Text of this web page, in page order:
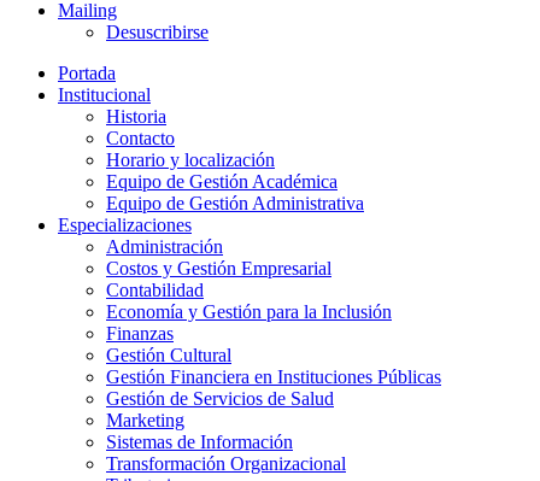
Mailing
Desuscribirse
Portada
Institucional
Historia
Contacto
Horario y localización
Equipo de Gestión Académica
Equipo de Gestión Administrativa
Especializaciones
Administración
Costos y Gestión Empresarial
Contabilidad
Economía y Gestión para la Inclusión
Finanzas
Gestión Cultural
Gestión Financiera en Instituciones Públicas
Gestión de Servicios de Salud
Marketing
Sistemas de Información
Transformación Organizacional